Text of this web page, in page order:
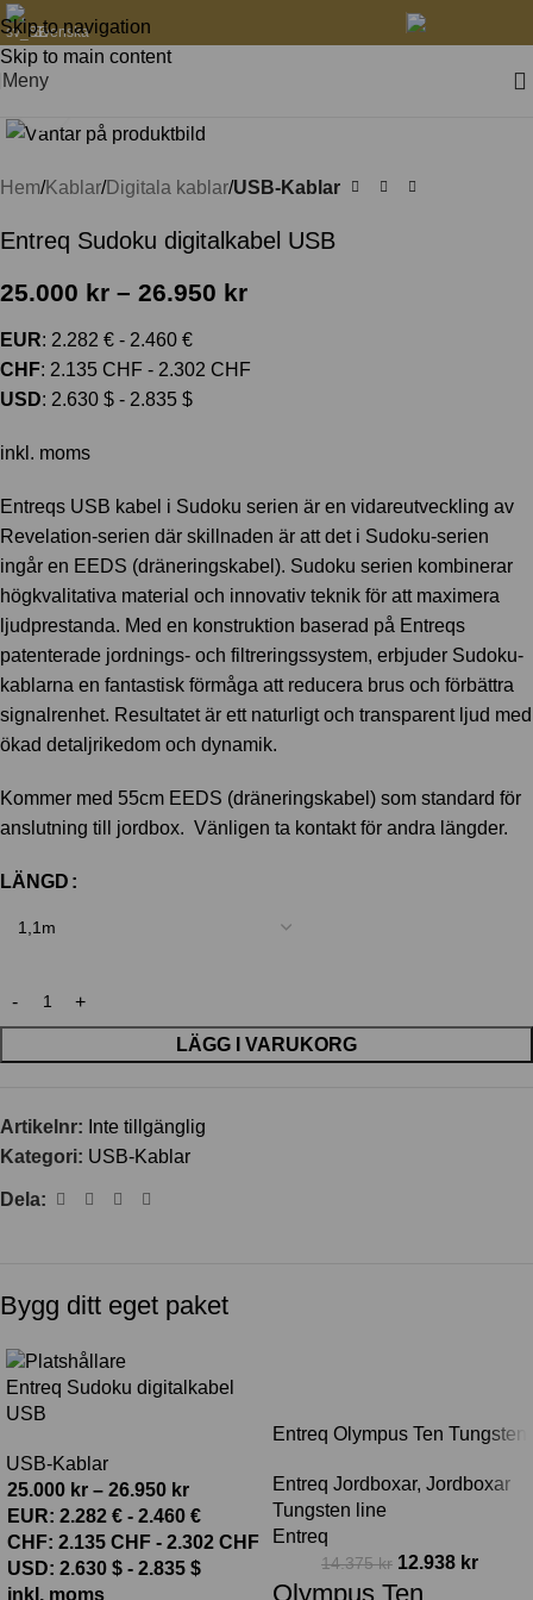
Skip to navigation
Skip to main content
Svenska
Meny
Hem Kablar Digitala kablar USB-Kablar
Entreq Sudoku digitalkabel USB
25.000 kr – 26.950 kr
EUR: 2.282 € - 2.460 €
CHF: 2.135 CHF - 2.302 CHF
USD: 2.630 $ - 2.835 $
inkl. moms
Entreqs USB kabel i Sudoku serien är en vidareutveckling av
Revelation-serien där skillnaden är att det i Sudoku-serien
ingår en EEDS (dräneringskabel). Sudoku serien kombinerar
högkvalitativa material och innovativ teknik för att maximera
ljudprestanda. Med en konstruktion baserad på Entreqs
patenterade jordnings- och filtreringssystem, erbjuder Sudoku-
kablarna en fantastisk förmåga att reducera brus och förbättra
signalrenhet. Resultatet är ett naturligt och transparent ljud med
ökad detaljrikedom och dynamik.
Kommer med 55cm EEDS (dräneringskabel) som standard för
anslutning till jordbox. Vänligen ta kontakt för andra längder.
LÄNGD
LÄGG I VARUKORG
Artikelnr: Inte tillgänglig
Kategori: USB-Kablar
Dela:
Bygg ditt eget paket
Entreq Sudoku digitalkabel
USB
USB-Kablar
25.000 kr – 26.950 kr
EUR: 2.282 € - 2.460 €
CHF: 2.135 CHF - 2.302 CHF
USD: 2.630 $ - 2.835 $
inkl. moms
Entreq Olympus Ten Tungsten
Entreq Jordboxar, Jordboxar
Tungsten line
Entreq
14.375kr 12.938 kr
Olympus Ten